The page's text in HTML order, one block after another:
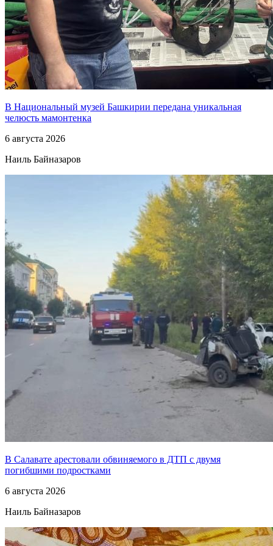
В Национальный музей Башкирии передана уникальная
челюсть мамонтенка
6 августа 2026
Наиль Байназаров
В Салавате арестовали обвиняемого в ДТП с двумя
погибшими подростками
6 августа 2026
Наиль Байназаров